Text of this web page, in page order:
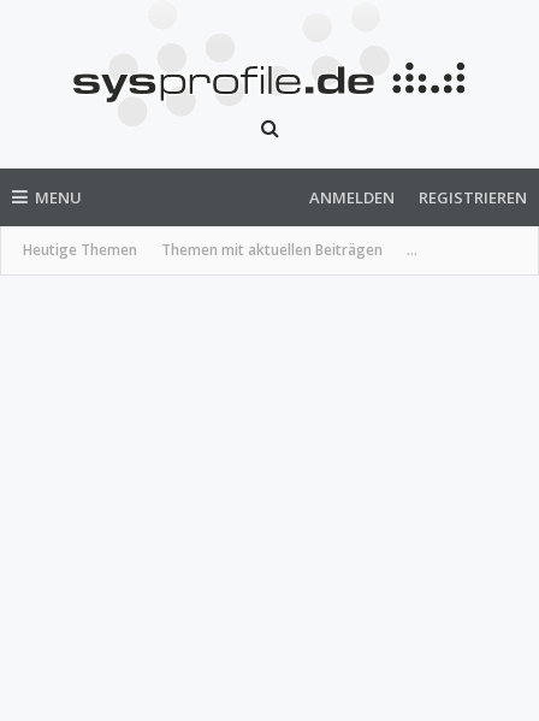
MENU
Heutige Themen Themen mit aktuellen Beiträgen ...
ANMELDEN REGISTRIEREN